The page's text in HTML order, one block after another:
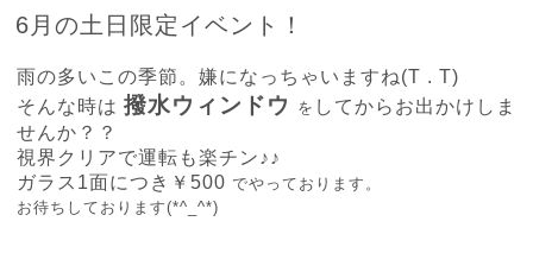
6月の土日限定イベント！
雨の多いこの季節。嫌になっちゃいますね(T . T)
そんな時は撥水ウィンドウ を してからお出かけしま
せんか？？
視界クリアで運転も楽チン♪♪
ガラス1面につき￥500でやっております。
お待ちしております(*^_^*)